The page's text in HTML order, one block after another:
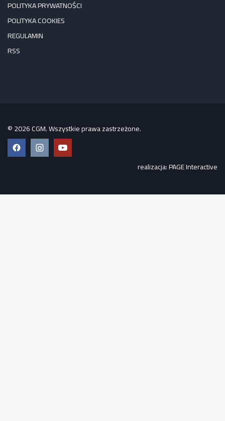
POLITYKA PRYWATNOŚCI
POLITYKA COOKIES
REGULAMIN
RSS
© 2026 CGM. Wszystkie prawa zastrzeżone.
FacebookInstagramYouTube
realizacja:PAGE Interactive